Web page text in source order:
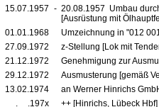
15.07.1957 - 20.08.1957 Umbau
[Ausrüstung mit
01.01.1968
Umzeichnung in "012
27.09.1972
z-Stellung [Lok mit
21.12.1972
Genehmigung zur
29.12.1972
Ausmusterung [gemäß
13.02.1974
an Werner Hinrichs
__.__.197x
++ [Hinrichs, Lübeck Hbf]